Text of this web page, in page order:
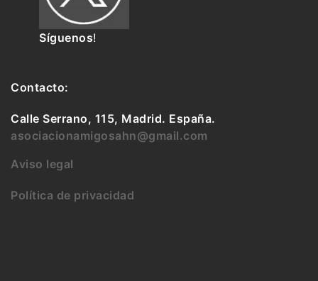
Síguenos!
Contacto:
Calle Serrano, 115, Madrid. España.
asociacionamigosahn@gmail.com
Aviso legal
Política de privacidad